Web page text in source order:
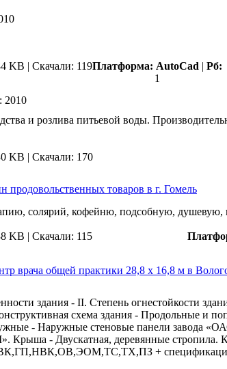
KB | Скачали: 119Платформа: AutoCad | Рб:
1
2010
и розлива питьевой воды.
KB | Скачали: 170
товаров в г. Гомель
солярий, кофейню, подсобную, душевую,
KB | Скачали: 115
общей практики 28,8 х 16,8 м в
здания - II. Степень огнестойкости
схема здания - Продольные и
- Наружные стеновые панели завода
- Двускатная, деревянные стропила.
+